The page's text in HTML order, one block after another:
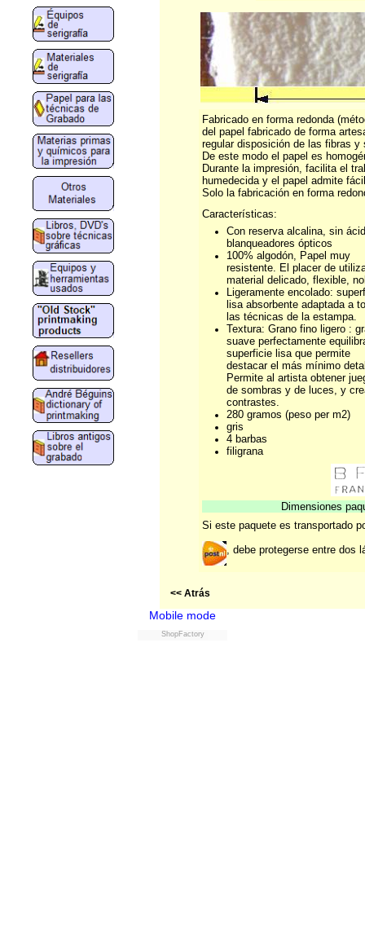
Fabricado en forma redonda
del papel fabricado de forma
regular disposición de las fibras
De este modo el papel es
Durante la impresión, facilita el
humedecida y el papel admite
Solo la fabricación en forma
Características:
Con reserva alcalina, sin
blanqueadores ópticos
100% algodón, Papel muy
resistente. El placer de
material delicado, flexible,
Ligeramente encolado:
lisa absorbente adaptada a
las técnicas de la estampa.
Textura: Grano fino ligero :
suave perfectamente
superficie lisa que permite
destacar el más mínimo
Permite al artista obtener
de sombras y de luces, y
contrastes.
280 gramos (peso per m2)
gris
4 barbas
filigrana
Dimensiones
Si este paquete es transportado
, debe protegerse entre dos
<< Atrás
Mobile mode
ShopFactory